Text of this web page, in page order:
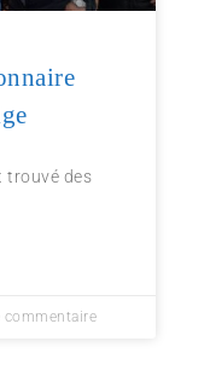
trouvé des
commentaire